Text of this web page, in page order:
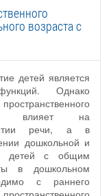
возраста с
детей является
Однако
влияет на
речи, а в
дошкольной и
детей с общим
в дошкольном
с раннего